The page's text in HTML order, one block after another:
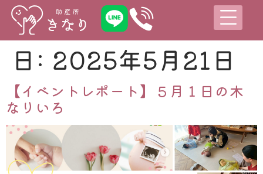
日: 2025年5月21日
【イベントレポート】５月１日の木
なりいろ